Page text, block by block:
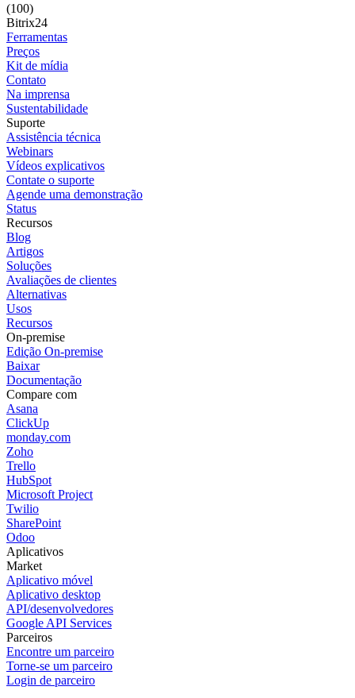
(100)
Bitrix24
Ferramentas
Preços
Kit de mídia
Contato
Na imprensa
Sustentabilidade
Suporte
Assistência técnica
Webinars
Vídeos explicativos
Contate o suporte
Agende uma demonstração
Status
Recursos
Blog
Artigos
Soluções
Avaliações de clientes
Alternativas
Usos
Recursos
On-premise
Edição On-premise
Baixar
Documentação
Compare com
Asana
ClickUp
monday.com
Zoho
Trello
HubSpot
Microsoft Project
Twilio
SharePoint
Odoo
Aplicativos
Market
Aplicativo móvel
Aplicativo desktop
API/desenvolvedores
Google API Services
Parceiros
Encontre um parceiro
Torne-se um parceiro
Login de parceiro